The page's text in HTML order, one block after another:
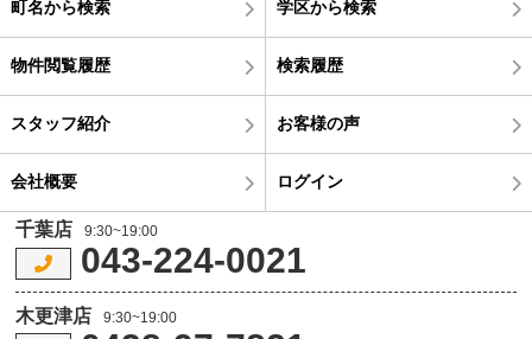
町名から検索 学区から検索
物件閲覧履歴 検索履歴
スタッフ紹介 お客様の声
会社概要 ログイン
千葉店 9:30~19:00
043-224-0021
木更津店 9:30~19:00